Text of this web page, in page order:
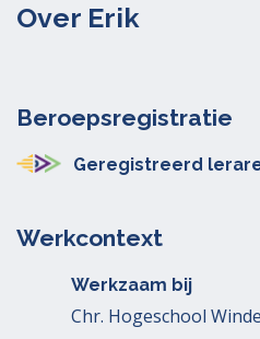
Over Erik
Beroepsregistratie
Geregistreerd
Werkcontext
Werkzaam bij
Chr. Hogeschool